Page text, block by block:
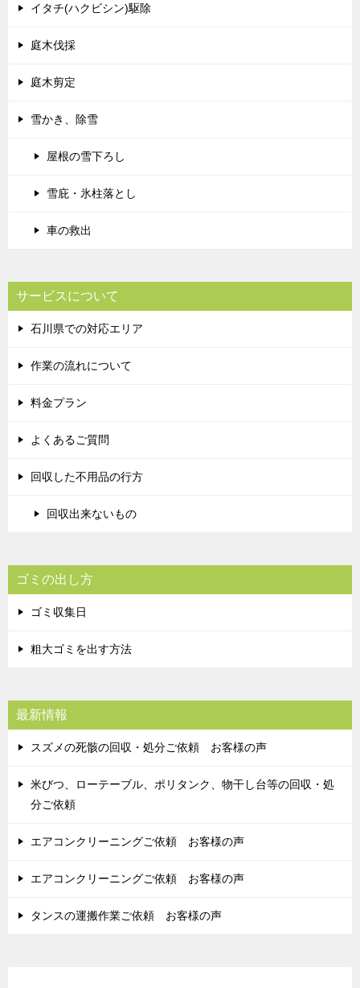
イタチ(ハクビシン)駆除
庭木伐採
庭木剪定
雪かき、除雪
屋根の雪下ろし
雪庇・氷柱落とし
車の救出
サービスについて
石川県での対応エリア
作業の流れについて
料金プラン
よくあるご質問
回収した不用品の行方
回収出来ないもの
ゴミの出し方
ゴミ収集日
粗大ゴミを出す方法
最新情報
スズメの死骸の回収・処分ご依頼 お客様の声
米びつ、ローテーブル、ポリタンク、物干し台等の回収・処
分ご依頼
エアコンクリーニングご依頼 お客様の声
エアコンクリーニングご依頼 お客様の声
タンスの運搬作業ご依頼 お客様の声